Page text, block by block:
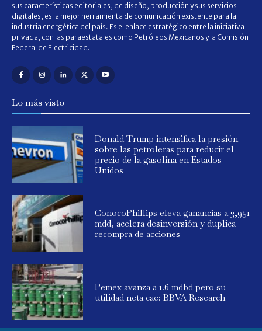
sus características editoriales, de diseño, producción y sus servicios
digitales, es la mejor herramienta de comunicación existente para la
industria energética del país. Es el enlace estratégico entre la iniciativa
privada, con las paraestatales como Petróleos Mexicanos y la Comisión
Federal de Electricidad.
Lo más visto
Donald Trump intensifica la presión
sobre las petroleras para reducir el
precio de la gasolina en Estados
Unidos
ConocoPhillips eleva ganancias a 3,951
mdd, acelera desinversión y duplica
recompra de acciones
Pemex avanza a 1.6 mdbd pero su
utilidad neta cae: BBVA Research